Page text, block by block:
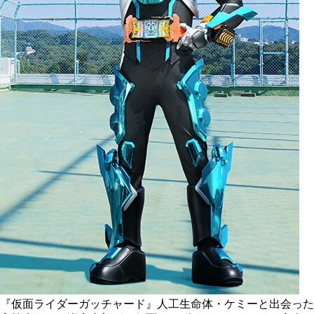
『仮面ライダーガッチャード』人工生命体・ケミーと出会った